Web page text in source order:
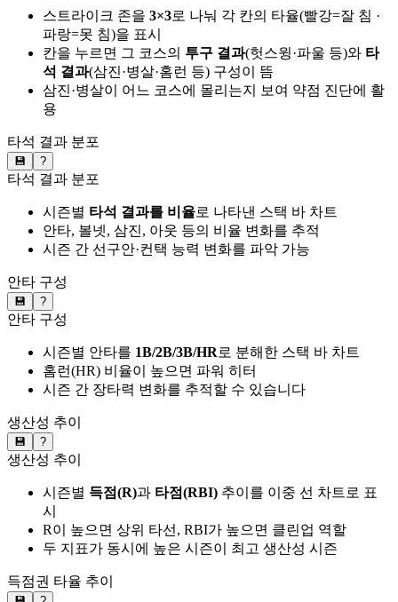
스트라이크 존을 3×3로 나눠 각 칸의 타율(빨강=잘 침 ·
파랑=못 침)을 표시
칸을 누르면 그 코스의 투구 결과(헛스윙·파울 등)와 타
석 결과(삼진·병살·홈런 등) 구성이 뜸
삼진·병살이 어느 코스에 몰리는지 보여 약점 진단에 활
용
타석 결과 분포
💾 ?
타석 결과 분포
시즌별 타석 결과를 비율로 나타낸 스택 바 차트
안타, 볼넷, 삼진, 아웃 등의 비율 변화를 추적
시즌 간 선구안·컨택 능력 변화를 파악 가능
안타 구성
💾 ?
안타 구성
시즌별 안타를 1B/2B/3B/HR로 분해한 스택 바 차트
홈런(HR) 비율이 높으면 파워 히터
시즌 간 장타력 변화를 추적할 수 있습니다
생산성 추이
💾 ?
생산성 추이
시즌별 득점(R)과 타점(RBI) 추이를 이중 선 차트로 표
시
R이 높으면 상위 타선, RBI가 높으면 클린업 역할
두 지표가 동시에 높은 시즌이 최고 생산성 시즌
득점권 타율 추이